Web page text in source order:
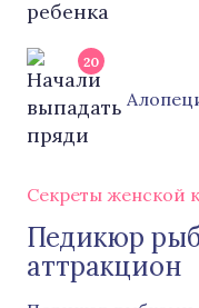
20
Секреты женской
Педикюр
аттракцион